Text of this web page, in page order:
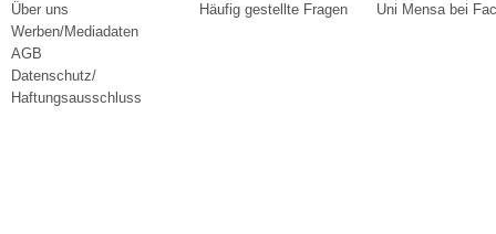
Über uns
Werben/Mediadaten
AGB
Datenschutz/
Haftungsausschluss
Häufig gestellte Fragen
Uni Mensa bei